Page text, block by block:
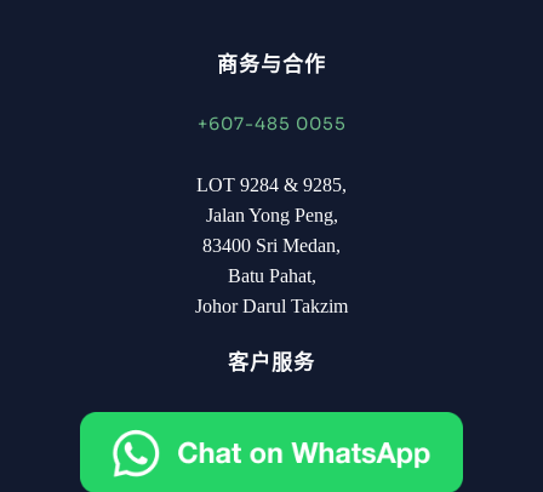
商务与合作
+607-485 0055
LOT 9284 & 9285,
Jalan Yong Peng,
83400 Sri Medan,
Batu Pahat,
Johor Darul Takzim
客户服务